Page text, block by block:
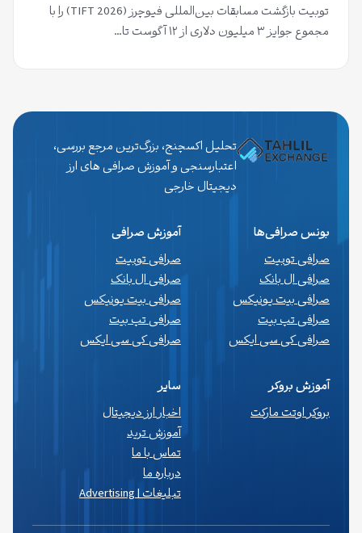
توبیت بازگشت مسابقات بین‌المللی فیوچرز (TIFT 2026) را با
مجموع جوایز ۳ میلیون دلاری از ۱۲ آگوست تا…
تحلیل اکسچنج، بزرگ‌ترین مرجع بررسی،
اعتبارسنجی و آموزش صرافی های ارز
دیجیتال خارجی
بونس صرافی‌ها
صرافی توبیت
صرافی ال بانک
صرافی بیت یونیکس
صرافی تپ بیت
صرافی کی سی ایکس
آموزش صرافی
صرافی توبیت
صرافی ال بانک
صرافی بیت یونیکس
صرافی تپ بیت
صرافی کی سی ایکس
آموزش بروکر
بروکر اوتت مارکت
سایر
اخبار ارز دیجیتال
آموزش ترید
تماس با ما
درباره ما
تبلیغات | Advertising